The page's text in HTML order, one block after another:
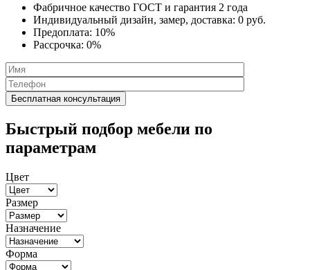
Фабричное качество ГОСТ и гарантия 2 года
Индивидуальный дизайн, замер, доставка: 0 руб.
Предоплата: 10%
Рассрочка: 0%
Быстрый подбор мебели по
параметрам
Цвет
Размер
Назначение
Форма